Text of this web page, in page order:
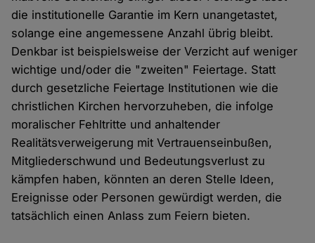
die institutionelle Garantie im Kern unangetastet,
solange eine angemessene Anzahl übrig bleibt.
Denkbar ist beispielsweise der Verzicht auf weniger
wichtige und/oder die "zweiten" Feiertage. Statt
durch gesetzliche Feiertage Institutionen wie die
christlichen Kirchen hervorzuheben, die infolge
moralischer Fehltritte und anhaltender
Realitätsverweigerung mit Vertrauenseinbußen,
Mitgliederschwund und Bedeutungsverlust zu
kämpfen haben, könnten an deren Stelle Ideen,
Ereignisse oder Personen gewürdigt werden, die
tatsächlich einen Anlass zum Feiern bieten.